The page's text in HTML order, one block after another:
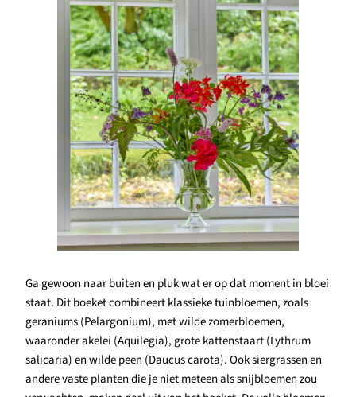
Ga gewoon naar buiten en pluk wat er op dat moment in bloei
staat. Dit boeket combineert klassieke tuinbloemen, zoals
geraniums (Pelargonium), met wilde zomerbloemen,
waaronder akelei (Aquilegia), grote kattenstaart (Lythrum
salicaria) en wilde peen (Daucus carota). Ook siergrassen en
andere vaste planten die je niet meteen als snijbloemen zou